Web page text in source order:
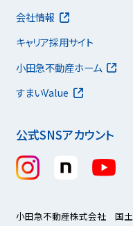
公式SNSアカウント
会社情報
キャリア採用サイト
小田急不動産ホーム
すまいValue
小田急不動産株式会社 国